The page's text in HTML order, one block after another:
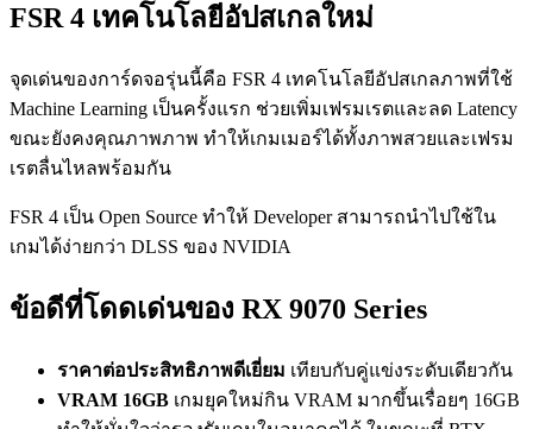
FSR 4 เทคโนโลยีอัปสเกลใหม่
จุดเด่นของการ์ดจอรุ่นนี้คือ FSR 4 เทคโนโลยีอัปสเกลภาพที่ใช้
Machine Learning เป็นครั้งแรก ช่วยเพิ่มเฟรมเรตและลด Latency
ขณะยังคงคุณภาพภาพ ทำให้เกมเมอร์ได้ทั้งภาพสวยและเฟรม
เรตลื่นไหลพร้อมกัน
FSR 4 เป็น Open Source ทำให้ Developer สามารถนำไปใช้ใน
เกมได้ง่ายกว่า DLSS ของ NVIDIA
ข้อดีที่โดดเด่นของ RX 9070 Series
ราคาต่อประสิทธิภาพดีเยี่ยม เทียบกับคู่แข่งระดับเดียวกัน
VRAM 16GB เกมยุคใหม่กิน VRAM มากขึ้นเรื่อยๆ 16GB